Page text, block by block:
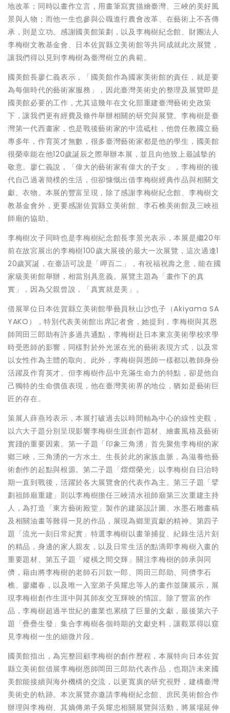
地改革；同時以畫作立言，用畫筆寫實描繪臺灣、三峽的美好風
景與人物；而他一生也參與公職進行農會改革、在藝術上不吝傳
承，則是立功。感謝國美館策劃，以及李梅樹紀念館、財團法人
李梅樹文教基金會、日本佐賀縣立美術館等共同成就此次展覽，
讓我們得以見到李梅樹為臺灣樹立的典範。
國美館長廖仁義表示，「國美館作為國家美術館的責任，就是要
為每個時代的藝術家服務」，因此臺灣美術史的整理及展覽即是
國美館必要的工作，尤其這幾年在文化部重建臺灣藝術史政策
下，讓我們更有經費及條件舉辦相關的研究與展覽。李梅樹是臺
灣第一代西畫家，也是戰後藝術家的中流砥柱，他曾任教國立藝
專多年，作育英才無數，很多臺灣藝術家都是他的學生，國美館
很榮幸能在他120歲誕辰之際舉辦本展，並且向他致上最誠摰的
敬意。廖仁義說，「偉大的藝術家有偉大的子女」，李梅樹的後
代自己過著簡樸的生活，但卻慷慨出借李梅樹經典作品與相關文
獻、衣物。本展的豐富呈現，除了感謝李梅樹紀念館、李梅樹文
教基金會外，更要感謝佐賀縣立美術館、李石樵美術館及三峽祖
師廟的協助。
李梅樹次子同時也是李梅樹紀念館長李景光表示，本展是繼20年
前在故宮展出的李梅樹100歲大展後的最大一次展覽，這次適逢1
20歲冥誕，在臺語可說是「呷百二」，有祝福祝壽之意，能在國
家級美術館舉辦，相當別具意義。展覽主題為「畫作下的真
實」，因為父親曾說，「真實就是美」。
借展單位日本佐賀縣立美術館學藝員秋山沙也子（Akiyama SA
YAKO），特別代表美術館出席記者會，她提到，李梅樹與其恩
師岡田三郎助有許多過共通點，李梅樹赴日本東京美術學校求學
時受恩師的影響，同樣對於外光派在光的藝術表現方式，以及常
以女性作為主體的取向。此外，李梅樹與恩師一樣都以教師身份
活躍及作育英才。但李梅樹作品中充滿生命力的特點，卻是他自
己獨特的生命價值表現，他在臺灣美術界的地位，猶如是藝術巨
匠的存在。
策展人薛燕玲表示，本展打破過去以時間軸為中心的線性史觀，
以六大子題分別呈現影響李梅樹生涯創作題材、繪畫風格及藝術
實踐的重要因素。第一子題「印象三角湧」首先聚焦李梅樹的家
鄉三峽，三角湧的一方水土、生長於此的家族血脈，為滋養他藝
術創作的起點與根源。第二子題「熠熠榮光」以李梅樹自日治時
期一直到戰後，活躍於各大展覽會的代表作為主。第三子題「擘
劃祖師廟重建」則以李梅樹擔任三峽清水祖師廟第三次重建主持
人，為打造「東方藝術殿堂」製作的建築設計圖、水墨石雕畫稿
及相關油畫等難得一見的作品，展現為鄉里貢獻的精神。第四子
題「流光一刻日常紀實」特選李梅樹以畫筆捕捉、紀錄生活片刻
的精品，身邊的家人親友，以及日常生活的點滴即李梅樹入畫的
重要題材。第五子題「縱橫之間交輝」關注李梅樹的師承與同
儕，藉由將李梅樹的老師石川欽一郎、岡田三郎助、同儕李石
樵、廖繼春，以及唯一入室弟子吳耀忠等人的畫作並陳展示，展
現李梅樹創作生涯中與其師友交互輝映的情誼。除了豐富的作
品，李梅樹超過半世紀的畫業也累積了巨量的文獻，最後第六子
題「疊疊生發」集合李梅樹各個時期的文獻史料，讓觀眾得以窺
見李梅樹一生的細微片段。
國美館指出，為完整回顧李梅樹的創作歷程，本展特向日本佐賀
縣立美術館借展李梅樹恩師岡田三郎助代表作品，也期許未來國
美館能接續與海外機構的交流，以更寬廣的研究視野，建構臺灣
美術史的軌跡。本次展覽亦邀請李梅樹紀念館、庶民美術館合作
辦理與李梅樹、其嫡傳弟子吳耀忠相關展覽與活動，將展場延伸